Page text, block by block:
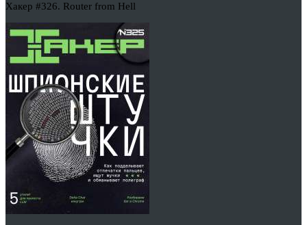
Хакер #326. Router from Hell